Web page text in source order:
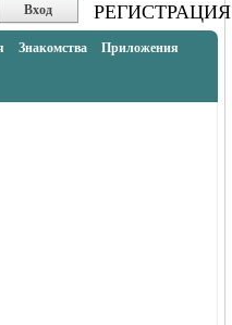
Вход РЕГИСТРАЦИЯ
Знакомства Приложения